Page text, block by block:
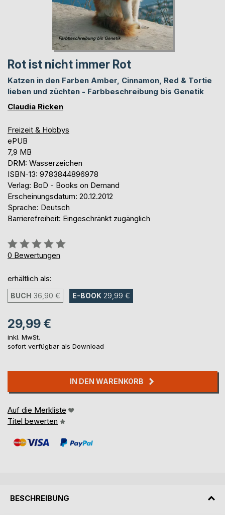
Rot ist nicht immer Rot
Katzen in den Farben Amber, Cinnamon, Red & Tortie
lieben und züchten - Farbbeschreibung bis Genetik
Claudia Ricken
Freizeit & Hobbys
ePUB
7,9 MB
DRM: Wasserzeichen
ISBN-13: 9783844896978
Verlag: BoD - Books on Demand
Erscheinungsdatum: 20.12.2012
Sprache: Deutsch
Barrierefreiheit: Eingeschränkt zugänglich
Bewertung::
0%
0 Bewertungen
erhältlich als:
BUCH 36,90 € E-BOOK 29,99 €
29,99 €
inkl. MwSt.
sofort verfügbar als Download
IN DEN WARENKORB
Auf die Merkliste
Titel bewerten
BESCHREIBUNG